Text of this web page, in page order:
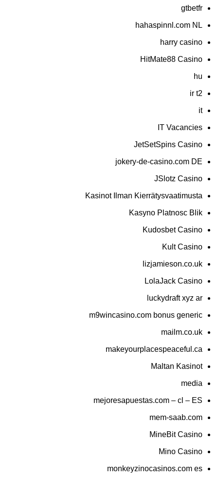
gtbetfr
hahaspinnl.com NL
harry casino
HitMate88 Casino
hu
ir t2
it
IT Vacancies
JetSetSpins Casino
jokery-de-casino.com DE
JSlotz Casino
Kasinot Ilman Kierrätysvaatimusta
Kasyno Platnosc Blik
Kudosbet Casino
Kult Casino
lizjamieson.co.uk
LolaJack Casino
luckydraft xyz ar
m9wincasino.com bonus generic
mailm.co.uk
makeyourplacespeaceful.ca
Maltan Kasinot
media
mejoresapuestas.com – cl – ES
mem-saab.com
MineBit Casino
Mino Casino
monkeyzinocasinos.com es